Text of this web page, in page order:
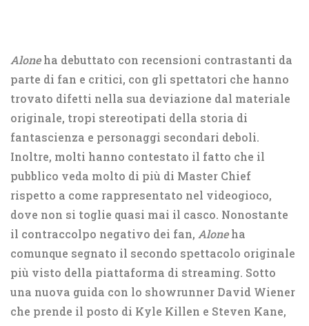
Aloneha debuttato con recensioni contrastanti da
parte di fan e critici, con gli spettatori che hanno
trovato difetti nella sua deviazione dal materiale
originale, tropi stereotipati della storia di
fantascienza e personaggi secondari deboli.
Inoltre, molti hanno contestato il fatto che il
pubblico veda molto di più di Master Chief
rispetto a come rappresentato nel videogioco,
dove non si toglie quasi mai il casco. Nonostante
il contraccolpo negativo dei fan, Aloneha
comunque segnato il secondo spettacolo originale
più visto della piattaforma di streaming. Sotto
una nuova guida con lo showrunner David Wiener
che prende il posto di Kyle Killen e Steven Kane,